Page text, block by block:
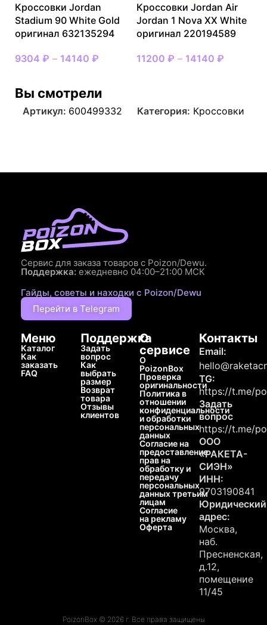
Кроссовки Jordan
Stadium 90 White Gold
оригинал 632135294
9304 ₽ – 14140 ₽
Кроссовки Jordan Air
Jordan 1 Nova XX White
оригинал 220194589
11200 ₽ – 14140 ₽
Вы смотрели
Артикул: 600499332 Категория: Кроссовки
Сервис для заказа товаров с Poizon/Dewu.
Поддержка: ежедневно 04:00–21:00 МСК
Гайды, советы и находки с Poizon/Dewu
Перейти в Telegram
Меню
Каталог
Как
заказать
FAQ
Поддержка
Задать
вопрос
Как
выбрать
размер
Возврат
товара
Отзывы
клиентов
О
сервисе
О
PoizonBox
Проверка
оригинальности
Политика в
отношении
конфиденциальности
и обработки
персональных
данных
Согласие на
предоставление
прав на
обработку и
передачу
персональных
данных третьим
лицам
Согласие
на рекламу
Оферта
Контакты
Email:
TG:
https://t.me/
Задать
вопрос
https://t.me/
ООО
«РАКЕТА-
СИЭН»
ИНН:
9703190841
Юридический
адрес:
Москва,
наб.
Пресненская,
д.12,
помещение
11/45
PoizonBox © 2026 г. Все права защищены